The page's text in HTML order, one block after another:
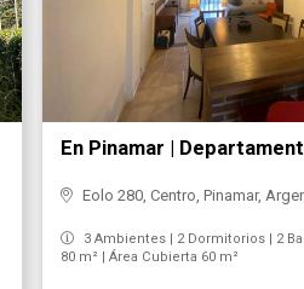
En Pinamar |
Eolo 280, Centro, Pinamar,
3 Ambientes | 2 Dormitorios | 2
80 m² | Área Cubierta 60 m²